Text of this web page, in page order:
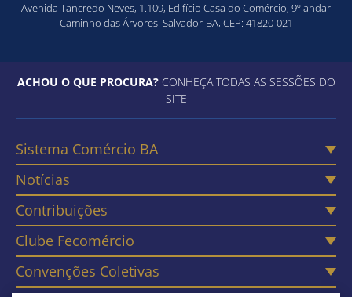
Avenida Tancredo Neves, 1.109, Edifício Casa do Comércio, 9º andar
Caminho das Árvores. Salvador-BA, CEP: 41820-021
ACHOU O QUE PROCURA?CONHEÇA TODAS AS SESSÕES DO
SITE
Sistema Comércio BA
Notícias
Contribuições
Clube Fecomércio
Convenções Coletivas